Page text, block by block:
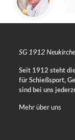
SG 1912
Seit 1912 steht
für Schießsport,
sind bei uns
Mehr über uns